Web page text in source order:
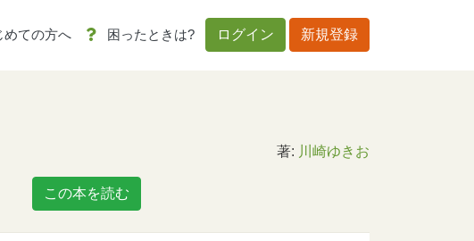
めての方へ 困ったときは? ログイン 新規登録
著: 川崎ゆきお
この本を読む